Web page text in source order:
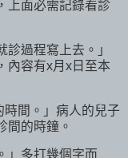
上面必需記錄看診
診過程寫上去。」
內容有x月x日至本
時間。」病人的兒子
間的時鐘。
」多打幾個字而